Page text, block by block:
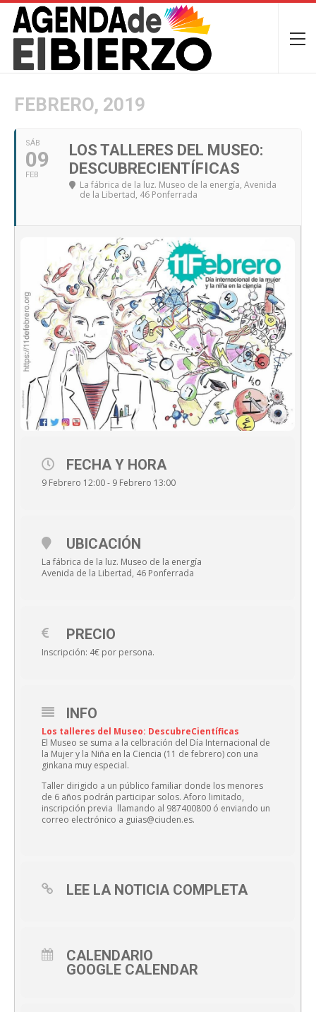
FEBRERO, 2019
SÁB
09
FEB
LOS TALLERES DEL MUSEO:
DESCUBRECIENTÍFICAS
La fábrica de la luz. Museo de la energía, Avenida
de la Libertad, 46 Ponferrada
FECHA Y HORA
9 Febrero 12:00 - 9 Febrero 13:00
UBICACIÓN
La fábrica de la luz. Museo de la energía
Avenida de la Libertad, 46 Ponferrada
PRECIO
Inscripción: 4€ por persona.
INFO
Los talleres del Museo: DescubreCientíficas
El Museo se suma a la celbración del Día Internacional de
la Mujer y la Niña en la Ciencia (11 de febrero) con una
ginkana muy especial.
Taller dirigido a un público familiar donde los menores
de 6 años podrán participar solos. Aforo limitado,
inscripción previa llamando al 987400800 ó enviando un
correo electrónico a guias@ciuden.es.
LEE LA NOTICIA COMPLETA
CALENDARIO
GOOGLE CALENDAR